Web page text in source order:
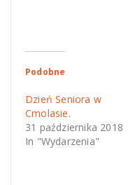
Podobne
Dzień Seniora w
Cmolasie.
31 października 2018
In "Wydarzenia"